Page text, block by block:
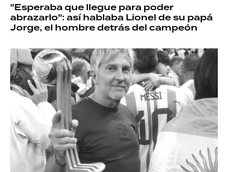
"Esperaba que llegue para poder
abrazarlo": así hablaba Lionel de su papá
Jorge, el hombre detrás del campeón